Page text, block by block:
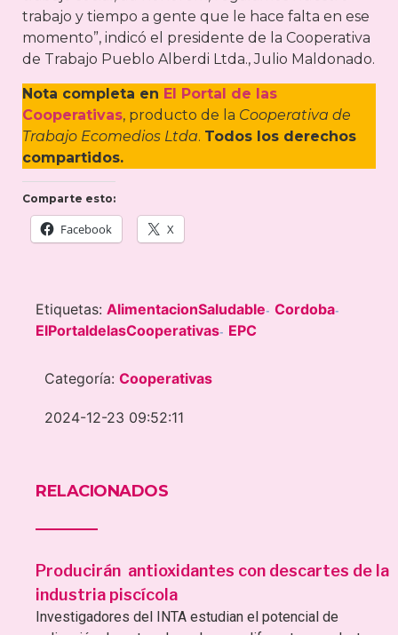
trabajo y tiempo a gente que le hace falta en ese
momento”, indicó el presidente de la Cooperativa
de Trabajo Pueblo Alberdi Ltda., Julio Maldonado.
Nota completa en El Portal de las
Cooperativas, producto de la Cooperativa de
Trabajo Ecomedios Ltda. Todos los derechos
compartidos.
Comparte esto:
Facebook X
Etiquetas: AlimentacionSaludable- Cordoba-
ElPortaldelasCooperativas- EPC
Categoría: Cooperativas
2024-12-23 09:52:11
RELACIONADOS
Producirán antioxidantes con descartes de la
industria piscícola
Investigadores del INTA estudian el potencial de